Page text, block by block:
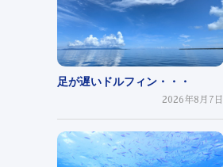
足が遅いドルフィン・・・
2026年8月7日